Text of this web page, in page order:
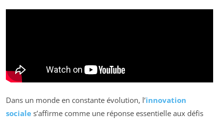
Dans un monde en constante évolution, l’innovation
sociale s’affirme comme une réponse essentielle aux défis